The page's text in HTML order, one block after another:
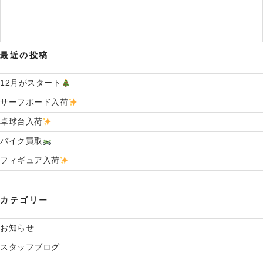
機
売
”
の
最近の投稿
12月がスタート
サーフボード入荷
卓球台入荷
バイク買取
フィギュア入荷
カテゴリー
お知らせ
スタッフブログ